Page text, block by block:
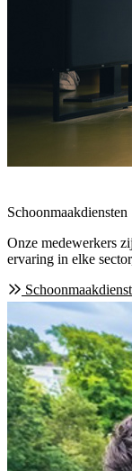
Schoonmaakdiensten
Onze medewerkers
ervaring in elke